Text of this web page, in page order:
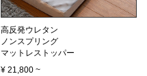
高反発ウレタン
ノンスプリング
マットレストッパー
¥ 21,800 ~